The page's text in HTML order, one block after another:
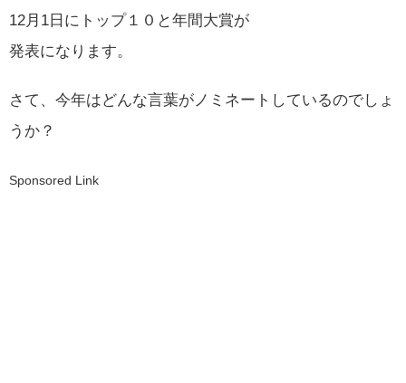
12月1日にトップ１０と年間大賞が
発表になります。
さて、今年はどんな言葉がノミネートしているのでしょ
うか？
Sponsored Link